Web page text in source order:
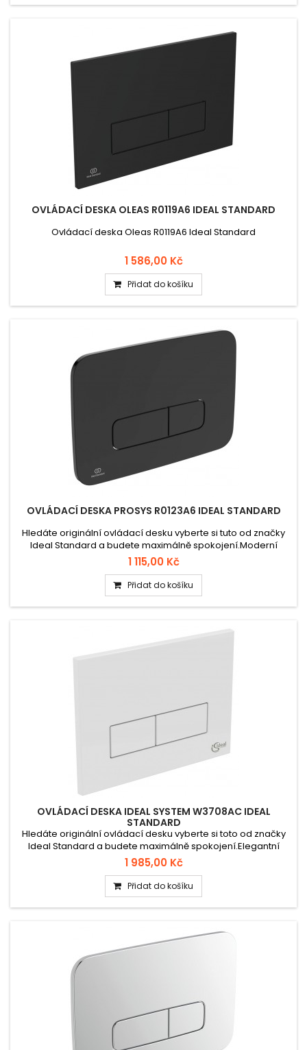
OVLÁDACÍ DESKA OLEAS R0119A6 IDEAL STANDARD
Ovládací deska Oleas R0119A6 Ideal Standard
1 586,00 Kč
Přidat do košíku
OVLÁDACÍ DESKA PROSYS R0123A6 IDEAL STANDARD
Hledáte originální ovládací desku vyberte si tuto od značky
Ideal Standard a budete maximálně spokojení.Moderní
ovládací deska PROSYS R0123A6 od Ideal Standard je určena
pro podomítkové moduly WC z řady PROSYS. Kombinuje
elegantní černý matný design díky čemuž se skvěle hodí do
každé moderní koupelny.
1 115,00 Kč
Přidat do košíku
OVLÁDACÍ DESKA IDEAL SYSTEM W3708AC IDEAL
STANDARD
Hledáte originální ovládací desku vyberte si toto od značky
Ideal Standard a budete maximálně spokojení.Elegantní
ovládací deska Ideal Systems W3708AC určená pro
splachovací systémy Ideal Standard. Vyrobena z kvalitního
plastu s čistou bílou barvou, která zaručuje moderní vzhled,
snadnou údržbu a dlouhou životnost.
1 985,00 Kč
Přidat do košíku